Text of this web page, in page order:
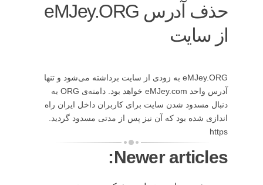
حذف آدرس eMJey.ORG
از سایت
eMJey.ORG به زودی از سایت برداشته می‌شود و تنها
آدرس واحد eMJey.com خواهد بود. دامنه‌ی ORG به
دنبال مسدود شدن سایت برای کاربران داخل ایران راه
اندازی شده بود که آن نیز پس از مدتی مسدود گردید.
https
Newer articles: